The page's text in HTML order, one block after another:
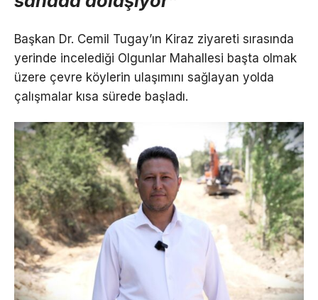
Başkan Dr. Cemil Tugay’ın Kiraz ziyareti sırasında
yerinde incelediği Olgunlar Mahallesi başta olmak
üzere çevre köylerin ulaşımını sağlayan yolda
çalışmalar kısa sürede başladı.